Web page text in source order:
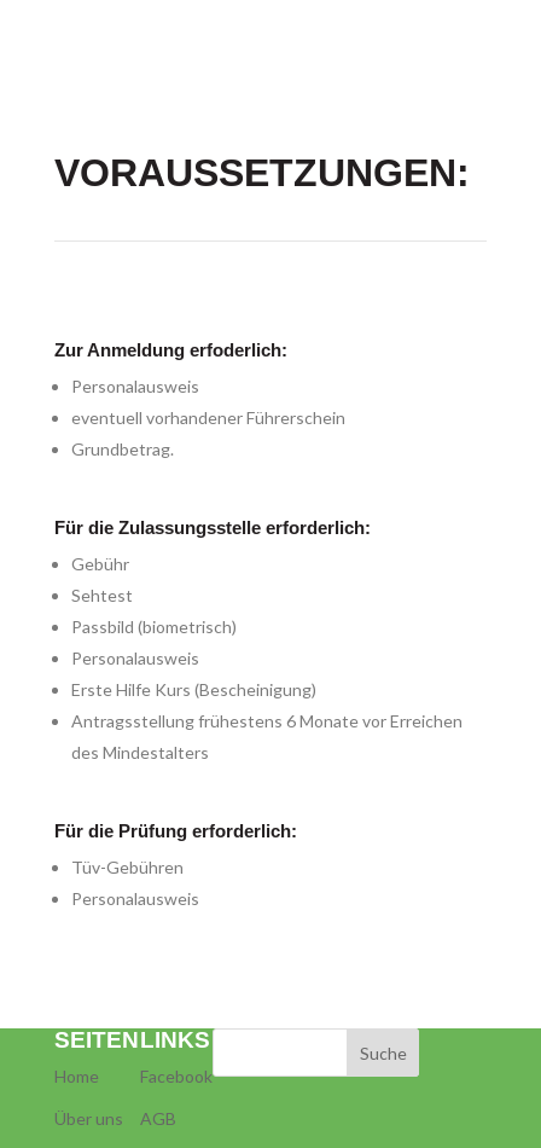
VORAUSSETZUNGEN:
Zur Anmeldung erfoderlich:
Personalausweis
eventuell vorhandener Führerschein
Grundbetrag.
Für die Zulassungsstelle erforderlich:
Gebühr
Sehtest
Passbild (biometrisch)
Personalausweis
Erste Hilfe Kurs (Bescheinigung)
Antragsstellung frühestens 6 Monate vor Erreichen
des Mindestalters
Für die Prüfung erforderlich:
Tüv-Gebühren
Personalausweis
SEITEN
Home
Über uns
LINKS
Facebook
AGB